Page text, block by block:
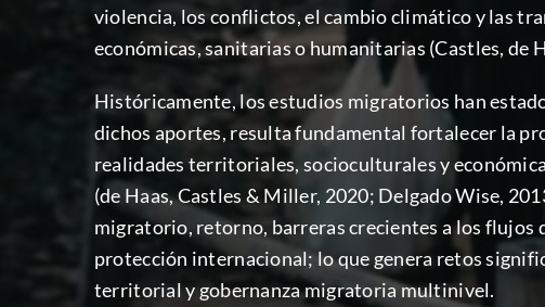
violencia, los conflictos, el cambio climático y las
económicas, sanitarias o humanitarias (Castles, de
Históricamente, los estudios migratorios han
dichos aportes, resulta fundamental fortalecer la
realidades territoriales, socioculturales y
(de Haas, Castles & Miller, 2020; Delgado Wise,
migratorio, retorno, barreras crecientes a los flujos
protección internacional; lo que genera retos
territorial y gobernanza migratoria multinivel.